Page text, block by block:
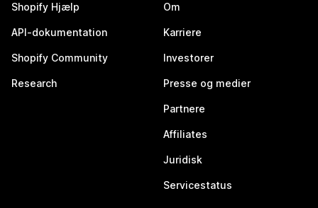
Shopify Hjælp
API-dokumentation
Shopify Community
Research
Om
Karriere
Investorer
Presse og medier
Partnere
Affiliates
Juridisk
Servicestatus